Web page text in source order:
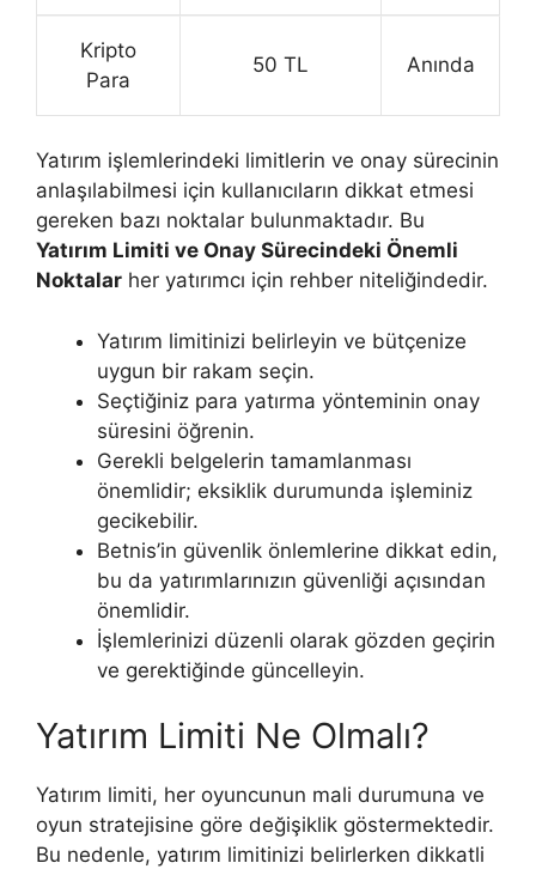
Kripto
Para
50 TL Anında
Yatırım işlemlerindeki limitlerin ve onay sürecinin
anlaşılabilmesi için kullanıcıların dikkat etmesi
gereken bazı noktalar bulunmaktadır. Bu
Yatırım Limiti ve Onay Sürecindeki Önemli
Noktalar her yatırımcı için rehber niteliğindedir.
Yatırım limitinizi belirleyin ve bütçenize
uygun bir rakam seçin.
Seçtiğiniz para yatırma yönteminin onay
süresini öğrenin.
Gerekli belgelerin tamamlanması
önemlidir; eksiklik durumunda işleminiz
gecikebilir.
Betnis’in güvenlik önlemlerine dikkat edin,
bu da yatırımlarınızın güvenliği açısından
önemlidir.
İşlemlerinizi düzenli olarak gözden geçirin
ve gerektiğinde güncelleyin.
Yatırım Limiti Ne Olmalı?
Yatırım limiti, her oyuncunun mali durumuna ve
oyun stratejisine göre değişiklik göstermektedir.
Bu nedenle, yatırım limitinizi belirlerken dikkatli